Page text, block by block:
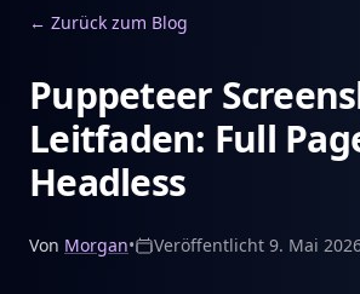
← Zurück zum Blog
Puppeteer
Leitfaden: Full
Headless
Von Morgan• Veröffentlicht 9. Mai